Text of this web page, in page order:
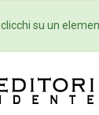
Collane
su un